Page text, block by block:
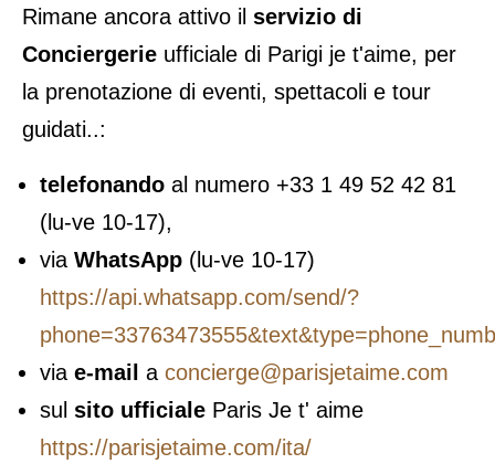
Rimane ancora attivo il servizio di
Conciergerie ufficiale di Parigi je t'aime, per
la prenotazione di eventi, spettacoli e tour
guidati..:
telefonando al numero +33 1 49 52 42 81
(lu-ve 10-17),
via WhatsApp (lu-ve 10-17)
https://api.whatsapp.com/send/?
via e-mail a concierge@parisjetaime.com
sul sito ufficiale Paris Je t' aime
https://parisjetaime.com/ita/